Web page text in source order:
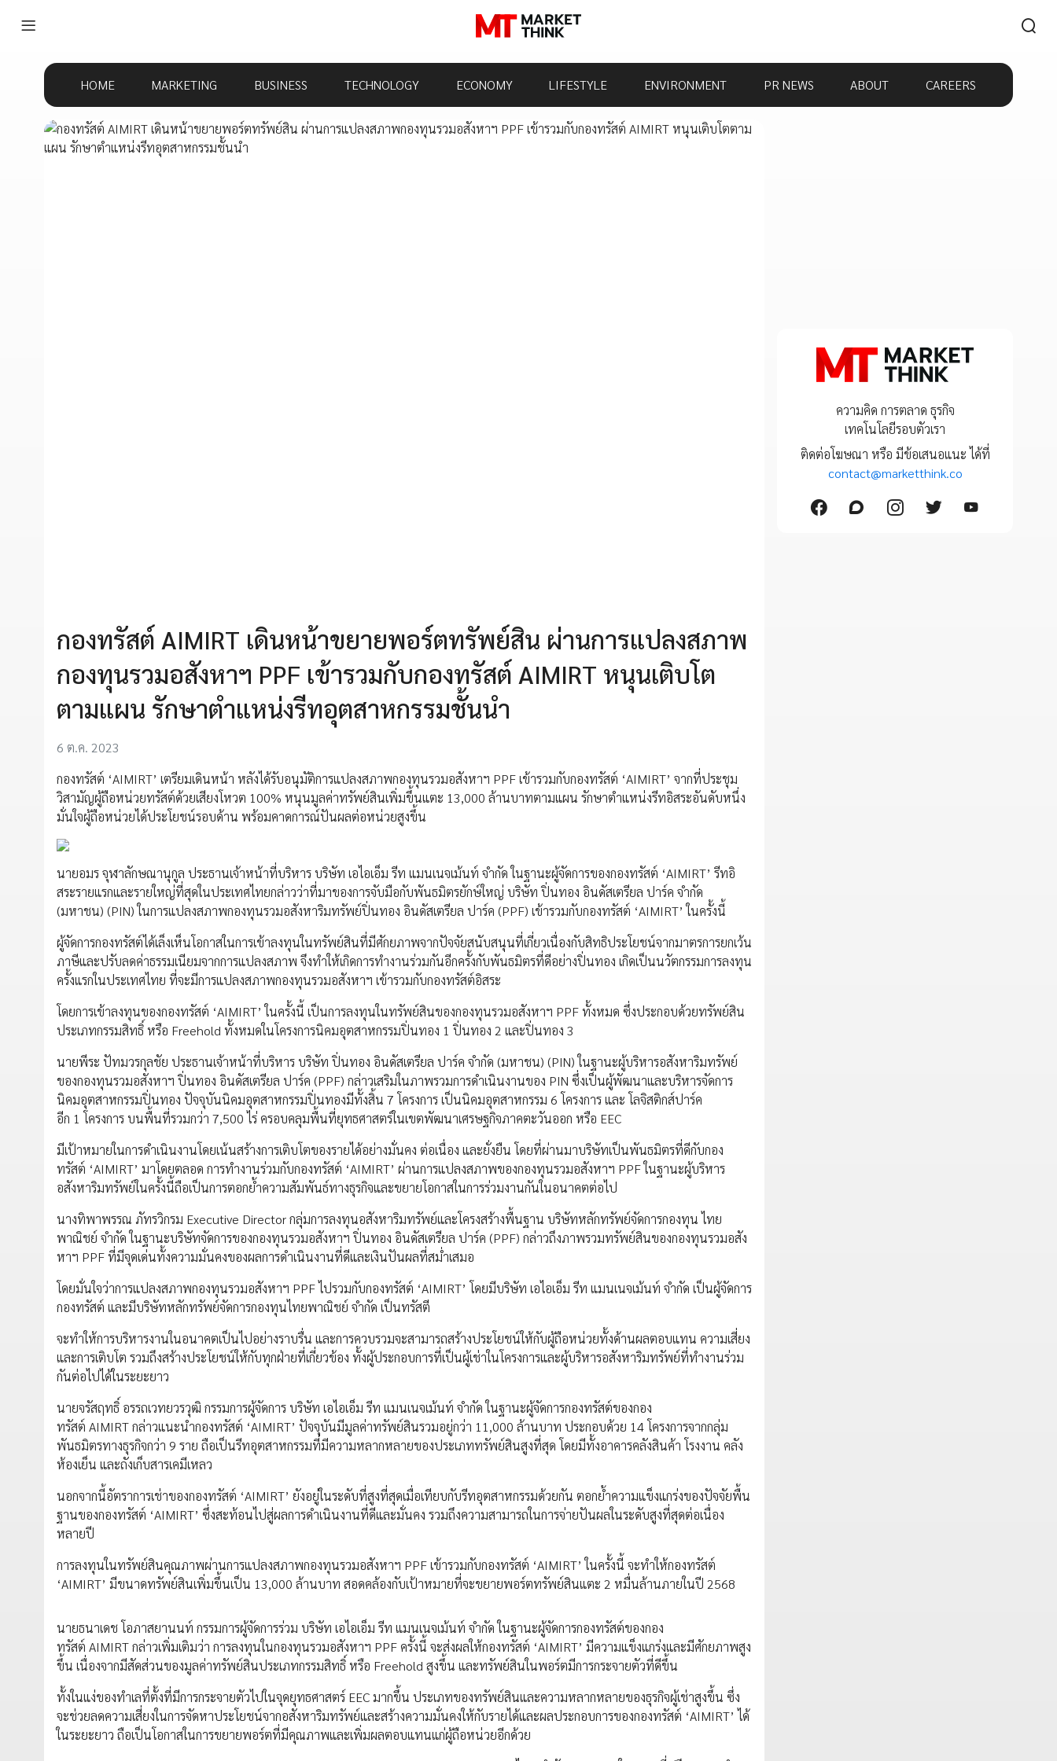
HOME MARKETING BUSINESS TECHNOLOGY ECONOMY LIFESTYLE ENVIRONMENT PR NEWS ABOUT CAREERS
กองทรัสต์ AIMIRT เดินหน้าขยายพอร์ตทรัพย์สิน ผ่านการแปลงสภาพ
กองทุนรวมอสังหาฯ PPF เข้ารวมกับกองทรัสต์ AIMIRT หนุนเติบโต
ตามแผน รักษาตำแหน่งรีทอุตสาหกรรมชั้นนำ
6 ต.ค. 2023
กองทรัสต์ ‘AIMIRT’ เตรียมเดินหน้า หลังได้รับอนุมัติการแปลงสภาพกองทุนรวมอสังหาฯ PPF เข้ารวมกับกองทรัสต์ ‘AIMIRT’ จากที่ประชุม
วิสามัญผู้ถือหน่วยทรัสต์ด้วยเสียงโหวต 100% หนุนมูลค่าทรัพย์สินเพิ่มขึ้นแตะ 13,000 ล้านบาทตามแผน รักษาตำแหน่งรีทอิสระอันดับหนึ่ง
มั่นใจผู้ถือหน่วยได้ประโยชน์รอบด้าน พร้อมคาดการณ์ปันผลต่อหน่วยสูงขึ้น
นายอมร จุฬาลักษณานุกูล ประธานเจ้าหน้าที่บริหาร บริษัท เอไอเอ็ม รีท แมนเนจเม้นท์ จำกัด ในฐานะผู้จัดการของกองทรัสต์ ‘AIMIRT’ รีทอิ
สระรายแรกและรายใหญ่ที่สุดในประเทศไทยกล่าวว่าที่มาของการจับมือกับพันธมิตรยักษ์ใหญ่ บริษัท ปิ่นทอง อินดัสเตรียล ปาร์ค จำกัด
(มหาชน) (PIN) ในการแปลงสภาพกองทุนรวมอสังหาริมทรัพย์ปิ่นทอง อินดัสเตรียล ปาร์ค (PPF) เข้ารวมกับกองทรัสต์ ‘AIMIRT’ ในครั้งนี้
ผู้จัดการกองทรัสต์ได้เล็งเห็นโอกาสในการเข้าลงทุนในทรัพย์สินที่มีศักยภาพจากปัจจัยสนับสนุนที่เกี่ยวเนื่องกับสิทธิประโยชน์จากมาตรการยกเว้น
ภาษีและปรับลดค่าธรรมเนียมจากการแปลงสภาพ จึงทำให้เกิดการทำงานร่วมกันอีกครั้งกับพันธมิตรที่ดีอย่างปิ่นทอง เกิดเป็นนวัตกรรมการลงทุน
ครั้งแรกในประเทศไทย ที่จะมีการแปลงสภาพกองทุนรวมอสังหาฯ เข้ารวมกับกองทรัสต์อิสระ
โดยการเข้าลงทุนของกองทรัสต์ ‘AIMIRT’ ในครั้งนี้ เป็นการลงทุนในทรัพย์สินของกองทุนรวมอสังหาฯ PPF ทั้งหมด ซึ่งประกอบด้วยทรัพย์สิน
ประเภทกรรมสิทธิ์ หรือ Freehold ทั้งหมดในโครงการนิคมอุตสาหกรรมปิ่นทอง 1 ปิ่นทอง 2 และปิ่นทอง 3
นายพีระ ปัทมวรกุลชัย ประธานเจ้าหน้าที่บริหาร บริษัท ปิ่นทอง อินดัสเตรียล ปาร์ค จำกัด (มหาชน) (PIN) ในฐานะผู้บริหารอสังหาริมทรัพย์
ของกองทุนรวมอสังหาฯ ปิ่นทอง อินดัสเตรียล ปาร์ค (PPF) กล่าวเสริมในภาพรวมการดำเนินงานของ PIN ซึ่งเป็นผู้พัฒนาและบริหารจัดการ
นิคมอุตสาหกรรมปิ่นทอง ปัจจุบันนิคมอุตสาหกรรมปิ่นทองมีทั้งสิ้น 7 โครงการ เป็นนิคมอุตสาหกรรม 6 โครงการ และ โลจิสติกส์ปาร์ค
อีก 1 โครงการ บนพื้นที่รวมกว่า 7,500 ไร่ ครอบคลุมพื้นที่ยุทธศาสตร์ในเขตพัฒนาเศรษฐกิจภาคตะวันออก หรือ EEC
มีเป้าหมายในการดำเนินงานโดยเน้นสร้างการเติบโตของรายได้อย่างมั่นคง ต่อเนื่อง และยั่งยืน โดยที่ผ่านมาบริษัทเป็นพันธมิตรที่ดีกับกอง
ทรัสต์ ‘AIMIRT’ มาโดยตลอด การทำงานร่วมกับกองทรัสต์ ‘AIMIRT’ ผ่านการแปลงสภาพของกองทุนรวมอสังหาฯ PPF ในฐานะผู้บริหาร
อสังหาริมทรัพย์ในครั้งนี้ถือเป็นการตอกย้ำความสัมพันธ์ทางธุรกิจและขยายโอกาสในการร่วมงานกันในอนาคตต่อไป
นางทิพาพรรณ ภัทรวิกรม Executive Director กลุ่มการลงทุนอสังหาริมทรัพย์และโครงสร้างพื้นฐาน บริษัทหลักทรัพย์จัดการกองทุน ไทย
พาณิชย์ จำกัด ในฐานะบริษัทจัดการของกองทุนรวมอสังหาฯ ปิ่นทอง อินดัสเตรียล ปาร์ค (PPF) กล่าวถึงภาพรวมทรัพย์สินของกองทุนรวมอสัง
หาฯ PPF ที่มีจุดเด่นทั้งความมั่นคงของผลการดำเนินงานที่ดีและเงินปันผลที่สม่ำเสมอ
โดยมั่นใจว่าการแปลงสภาพกองทุนรวมอสังหาฯ PPF ไปรวมกับกองทรัสต์ ‘AIMIRT’ โดยมีบริษัท เอไอเอ็ม รีท แมนเนจเม้นท์ จำกัด เป็นผู้จัดการ
กองทรัสต์ และมีบริษัทหลักทรัพย์จัดการกองทุนไทยพาณิชย์ จำกัด เป็นทรัสตี
จะทำให้การบริหารงานในอนาคตเป็นไปอย่างราบรื่น และการควบรวมจะสามารถสร้างประโยชน์ให้กับผู้ถือหน่วยทั้งด้านผลตอบแทน ความเสี่ยง
และการเติบโต รวมถึงสร้างประโยชน์ให้กับทุกฝ่ายที่เกี่ยวข้อง ทั้งผู้ประกอบการที่เป็นผู้เช่าในโครงการและผู้บริหารอสังหาริมทรัพย์ที่ทำงานร่วม
กันต่อไปได้ในระยะยาว
นายจรัสฤทธิ์ อรรถเวทยวรวุฒิ กรรมการผู้จัดการ บริษัท เอไอเอ็ม รีท แมนเนจเม้นท์ จำกัด ในฐานะผู้จัดการกองทรัสต์ของกอง
ทรัสต์ AIMIRT กล่าวแนะนำกองทรัสต์ ‘AIMIRT’ ปัจจุบันมีมูลค่าทรัพย์สินรวมอยู่กว่า 11,000 ล้านบาท ประกอบด้วย 14 โครงการจากกลุ่ม
พันธมิตรทางธุรกิจกว่า 9 ราย ถือเป็นรีทอุตสาหกรรมที่มีความหลากหลายของประเภททรัพย์สินสูงที่สุด โดยมีทั้งอาคารคลังสินค้า โรงงาน คลัง
ห้องเย็น และถังเก็บสารเคมีเหลว
นอกจากนี้อัตราการเช่าของกองทรัสต์ ‘AIMIRT’ ยังอยู่ในระดับที่สูงที่สุดเมื่อเทียบกับรีทอุตสาหกรรมด้วยกัน ตอกย้ำความแข็งแกร่งของปัจจัยพื้น
ฐานของกองทรัสต์ ‘AIMIRT’ ซึ่งสะท้อนไปสู่ผลการดำเนินงานที่ดีและมั่นคง รวมถึงความสามารถในการจ่ายปันผลในระดับสูงที่สุดต่อเนื่อง
หลายปี
การลงทุนในทรัพย์สินคุณภาพผ่านการแปลงสภาพกองทุนรวมอสังหาฯ PPF เข้ารวมกับกองทรัสต์ ‘AIMIRT’ ในครั้งนี้ จะทำให้กองทรัสต์
‘AIMIRT’ มีขนาดทรัพย์สินเพิ่มขึ้นเป็น 13,000 ล้านบาท สอดคล้องกับเป้าหมายที่จะขยายพอร์ตทรัพย์สินแตะ 2 หมื่นล้านภายในปี 2568
นายธนาเดช โอภาสยานนท์ กรรมการผู้จัดการร่วม บริษัท เอไอเอ็ม รีท แมนเนจเม้นท์ จำกัด ในฐานะผู้จัดการกองทรัสต์ของกอง
ทรัสต์ AIMIRT กล่าวเพิ่มเติมว่า การลงทุนในกองทุนรวมอสังหาฯ PPF ครั้งนี้ จะส่งผลให้กองทรัสต์ ‘AIMIRT’ มีความแข็งแกร่งและมีศักยภาพสูง
ขึ้น เนื่องจากมีสัดส่วนของมูลค่าทรัพย์สินประเภทกรรมสิทธิ์ หรือ Freehold สูงขึ้น และทรัพย์สินในพอร์ตมีการกระจายตัวที่ดีขึ้น
ทั้งในแง่ของทำเลที่ตั้งที่มีการกระจายตัวไปในจุดยุทธศาสตร์ EEC มากขึ้น ประเภทของทรัพย์สินและความหลากหลายของธุรกิจผู้เช่าสูงขึ้น ซึ่ง
จะช่วยลดความเสี่ยงในการจัดหาประโยชน์จากอสังหาริมทรัพย์และสร้างความมั่นคงให้กับรายได้และผลประกอบการของกองทรัสต์ ‘AIMIRT’ ได้
ในระยะยาว ถือเป็นโอกาสในการขยายพอร์ตที่มีคุณภาพและเพิ่มผลตอบแทนแก่ผู้ถือหน่วยอีกด้วย
ความคิด การตลาด ธุรกิจ
เทคโนโลยีรอบตัวเรา
ติดต่อโฆษณา หรือ มีข้อเสนอแนะ ได้ที่
contact@marketthink.co